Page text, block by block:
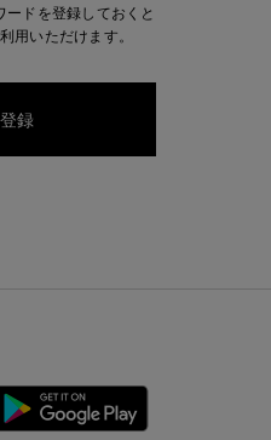
ードを登録しておくと
用いただけます。